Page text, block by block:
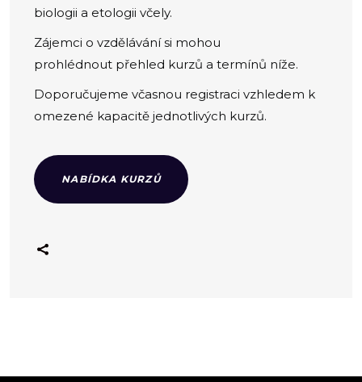
biologii a etologii včely.
Zájemci o vzdělávání si mohou
prohlédnout přehled kurzů a termínů níže.
Doporučujeme včasnou registraci vzhledem k
omezené kapacitě jednotlivých kurzů.
NABÍDKA KURZŮ